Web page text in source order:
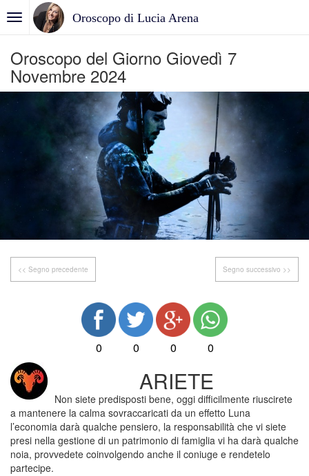
Oroscopo di Lucia Arena
Oroscopo del Giorno Giovedì 7
Novembre 2024
<< Segno precedente Segno successivo >>
0 0 0 0
ARIETE
Non siete predisposti bene, oggi difficilmente riuscirete
a mantenere la calma sovraccaricati da un effetto Luna
l’economia darà qualche pensiero, la responsabilità che vi siete
presi nella gestione di un patrimonio di famiglia vi ha darà qualche
noia, provvedete coinvolgendo anche il coniuge e rendetelo
partecipe.